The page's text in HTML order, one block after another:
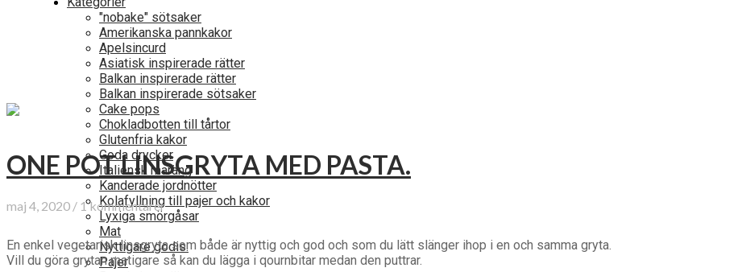
"nobake" sötsaker
Amerikanska pannkakor
Apelsincurd
Asiatisk inspirerade rätter
Balkan inspirerade rätter
Balkan inspirerade sötsaker
Cake pops
Chokladbotten till tårtor
Glutenfria kakor
Goda drycker
Italiensk maräng
Kanderade jordnötter
Kolafyllning till pajer och kakor
Lyxiga smörgåsar
Mat
Nyttigare godis.
Pajer
ONE POT LINSGRYTA MED PASTA.
maj 4, 2020 / 1 kommentarer
En enkel vegetarisk linsgryta som både är nyttig och god och som du lätt slänger ihop i en och samma gryta.
Vill du göra grytan matigare så kan du lägga i qournbitar medan den puttrar.